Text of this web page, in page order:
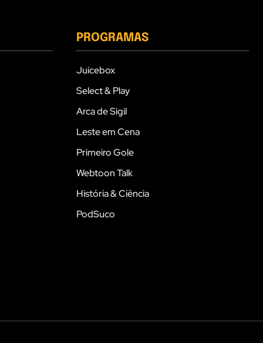
PROGRAMAS
Juicebox
Select & Play
Arca de Sigil
Leste em Cena
Primeiro Gole
Webtoon Talk
História & Ciência
PodSuco